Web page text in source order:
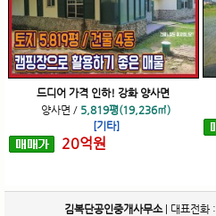
드디어 가격 인하! 강화 양사면
양사면 / 5,819평(19,236㎡)
[기타]
20억원
김복단공인중개사무소| 대표전화 :